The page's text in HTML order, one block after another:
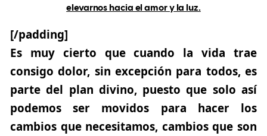
elevarnos hacia el amor y la luz.
[/padding]
Es muy cierto que cuando la vida trae
consigo dolor, sin excepción para todos, es
parte del plan divino, puesto que solo así
podemos ser movidos para hacer los
cambios que necesitamos, cambios que son